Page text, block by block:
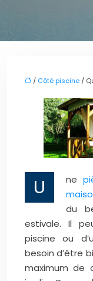
/ Côté piscine /
U ne
du
estivale. Il
piscine ou
besoin d’être
maximum de